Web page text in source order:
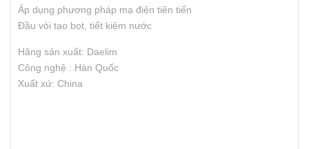
Áp dụng phương pháp mạ điện tiên tiến
Đầu vòi tạo bọt, tiết kiệm nước
Hãng sản xuất: Daelim
Công nghệ : Hàn Quốc
Xuất xứ: China